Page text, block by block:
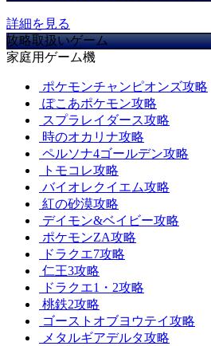
詳細を見る
攻略取扱いゲーム
家庭用ゲーム機
ポケモンチャンピオンズ攻略
ぽこあポケモン攻略
スプラレイダース攻略
時のオカリナ攻略
ペルソナ4ゴールデン攻略
トモコレ攻略
バイオレクイエム攻略
紅の砂漠攻略
デイモン&ベイビー攻略
ポケモンZA攻略
ドラクエ7攻略
仁王3攻略
ドラクエ1・2攻略
桃鉄2攻略
ゴーストオブヨウテイ攻略
メタルギアデルタ攻略